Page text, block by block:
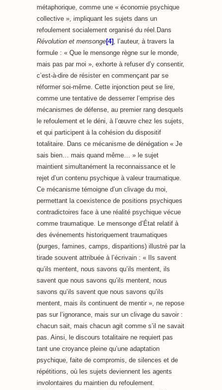
métaphorique, comme une « économie psychique
collective », impliquant les sujets dans un
refoulement socialement organisé du réel.Dans
Révolution et mensonge[4] , l’auteur, à travers la
formule : « Que le mensonge règne sur le monde,
mais pas par moi », exhorte à refuser d’y consentir,
c’est-à-dire de résister en commençant par se
réformer soi-même. Cette injonction peut se lire,
comme une tentative de desserrer l’emprise des
mécanismes de défense, au premier rang desquels
le refoulement et le déni, à l’œuvre chez les sujets,
et qui participent à la cohésion du dispositif
totalitaire. Dans ce mécanisme de dénégation « Je
sais bien… mais quand même… » le sujet
maintient simultanément la reconnaissance et le
rejet d’un contenu psychique à valeur traumatique.
Ce mécanisme témoigne d’un clivage du moi,
permettant la coexistence de positions psychiques
contradictoires face à une réalité psychique vécue
comme traumatique. Le mensonge d’État relatif à
des événements historiquement traumatiques
(purges, famines, camps, disparitions) illustré par la
tirade souvent attribuée à l’écrivain : « Ils savent
qu’ils mentent, nous savons qu’ils mentent, ils
savent que nous savons qu’ils mentent, nous
savons qu’ils savent que nous savons qu’ils
mentent, mais ils continuent de mentir », ne repose
pas sur l’ignorance, mais sur un clivage du savoir :
chacun sait, mais chacun agit comme s’il ne savait
pas. Ainsi, le discours totalitaire ne requiert pas
tant une croyance pleine qu’une adaptation
psychique, faite de compromis, de silences et de
répétitions, où les sujets deviennent les agents
involontaires du maintien du refoulement.